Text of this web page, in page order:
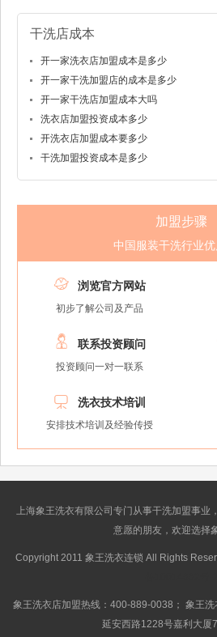
干洗店成本
开一家洗衣店加盟成本是多少
开一家干洗加盟店的成本是多少
开一家干洗店加盟成本大吗
洗衣店加盟投资成本多少
开洗衣店加盟成本要多少
干洗加盟投资成本是多少
加盟步骤
中国服装干洗行业
 浏览官方网站
初步了解公司及产品
 联系投资顾问
投资顾问一对一联系
 洗衣技术培训
安排技术培训及经验传授
上海象王洗衣有限公司专门从事干洗加盟事业
意愿的朋友，欢迎选择
Copyright 2011 象王洗衣连锁 All Rights
象王洗衣店加盟热线：400-889-0038； 象王
延安西路1228号嘉利大厦